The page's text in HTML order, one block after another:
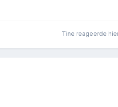
Tine reageerde